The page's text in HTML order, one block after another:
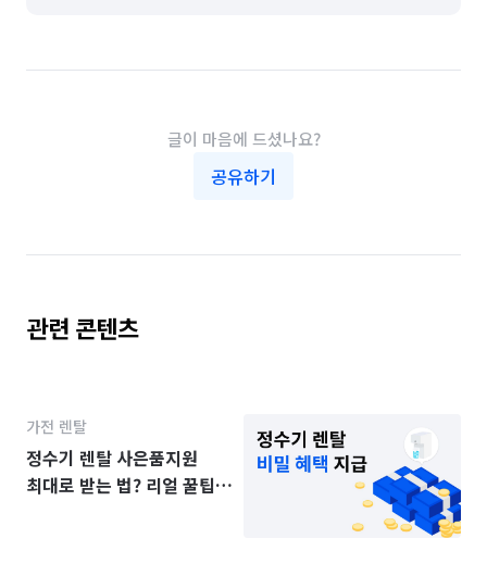
글이 마음에 드셨나요?
공유하기
관련 콘텐츠
가전 렌탈
정수기 렌탈 사은품지원
최대로 받는 법? 리얼 꿀팁